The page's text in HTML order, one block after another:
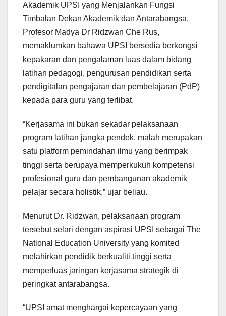
Akademik UPSI yang Menjalankan Fungsi
Timbalan Dekan Akademik dan Antarabangsa,
Profesor Madya Dr Ridzwan Che Rus,
memaklumkan bahawa UPSI bersedia berkongsi
kepakaran dan pengalaman luas dalam bidang
latihan pedagogi, pengurusan pendidikan serta
pendigitalan pengajaran dan pembelajaran (PdP)
kepada para guru yang terlibat.
“Kerjasama ini bukan sekadar pelaksanaan
program latihan jangka pendek, malah merupakan
satu platform pemindahan ilmu yang berimpak
tinggi serta berupaya memperkukuh kompetensi
profesional guru dan pembangunan akademik
pelajar secara holistik,” ujar beliau.
Menurut Dr. Ridzwan, pelaksanaan program
tersebut selari dengan aspirasi UPSI sebagai The
National Education University yang komited
melahirkan pendidik berkualiti tinggi serta
memperluas jaringan kerjasama strategik di
peringkat antarabangsa.
“UPSI amat menghargai kepercayaan yang